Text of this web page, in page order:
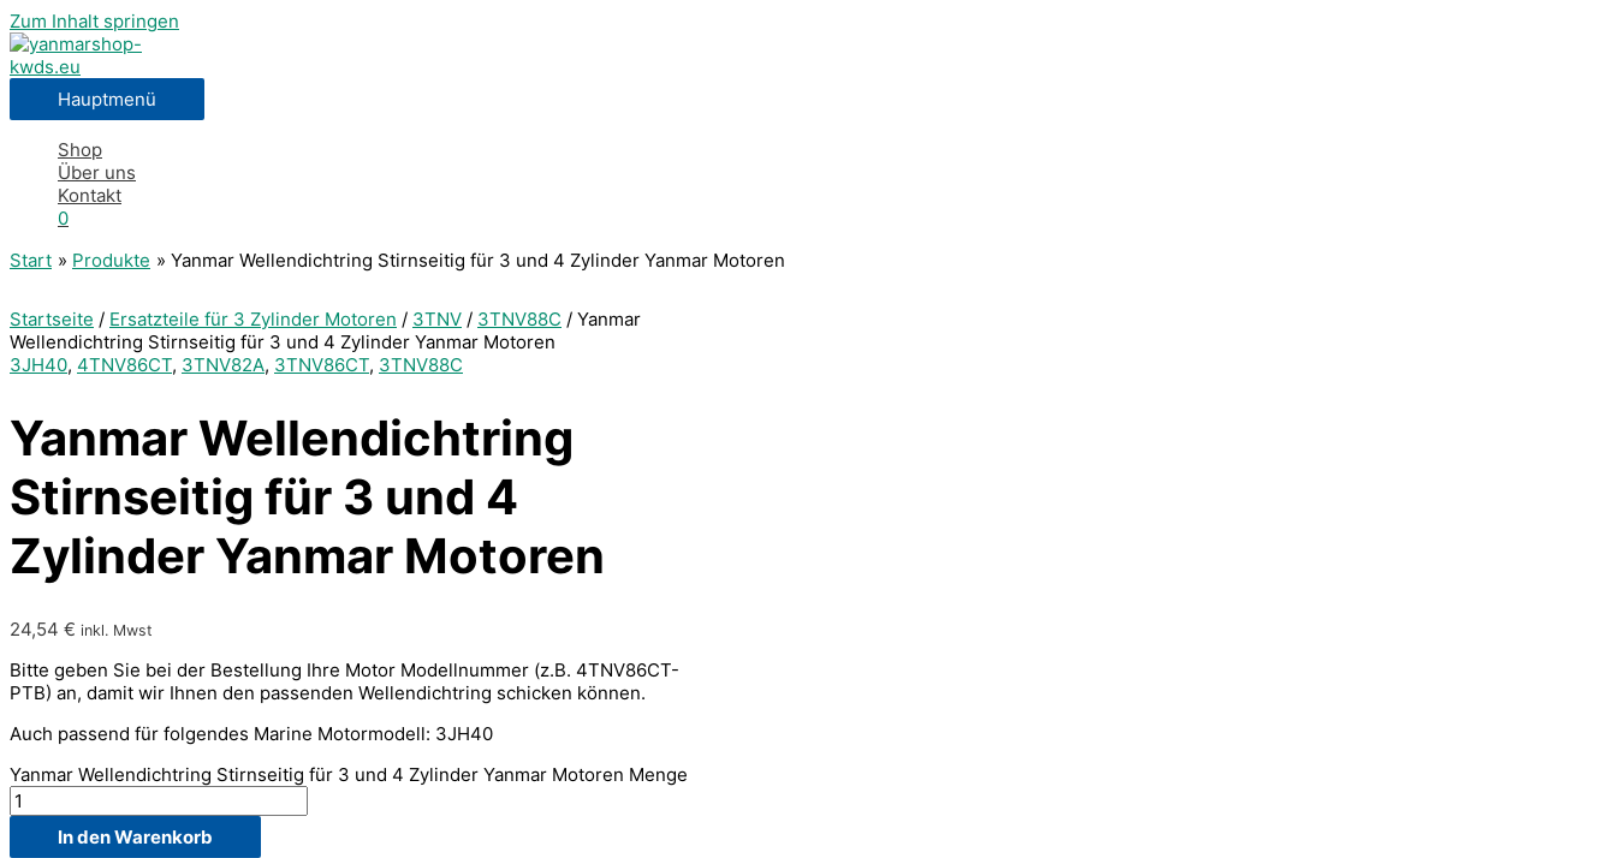
Zum Inhalt springen
Hauptmenü
Shop
Über uns
Kontakt
0
Start
Produkte Yanmar Wellendichtring Stirnseitig für 3 und 4 Zylinder Yanmar Motoren
Startseite / Ersatzteile für 3 Zylinder Motoren / 3TNV / 3TNV88C / Yanmar
Wellendichtring Stirnseitig für 3 und 4 Zylinder Yanmar Motoren
3JH40, 4TNV86CT, 3TNV82A, 3TNV86CT, 3TNV88C
Yanmar Wellendichtring
Stirnseitig für 3 und 4
Zylinder Yanmar Motoren
24,54 € inkl. Mwst
Bitte geben Sie bei der Bestellung Ihre Motor Modellnummer (z.B. 4TNV86CT-
PTB) an, damit wir Ihnen den passenden Wellendichtring schicken können.
Auch passend für folgendes Marine Motormodell: 3JH40
Yanmar Wellendichtring Stirnseitig für 3 und 4 Zylinder Yanmar Motoren Menge
In den Warenkorb